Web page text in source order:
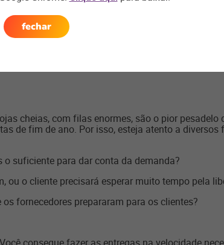
de produtos. E a loja só terá os
para contar com espaços especiais das
oportunidades para impulsionar as vendas –
cheias, com filas enormes, são o pior
de fim de ano. Por isso, esteja atento a diversos
o suficiente para dar conta da demanda?
ou o cliente precisará esperar muito tempo pela
fornecedores prepararam para os clientes?
fechar